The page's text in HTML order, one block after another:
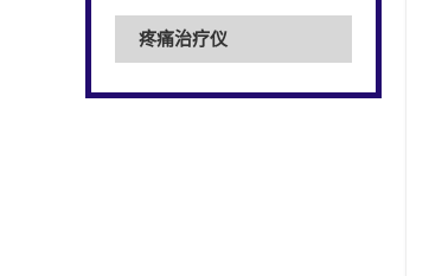
疼痛治疗仪